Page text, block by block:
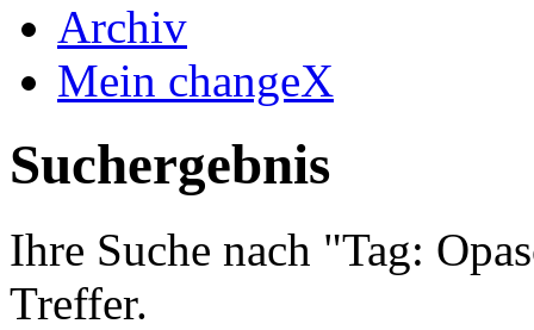
Archiv
Mein changeX
Suchergebnis
Ihre Suche nach "Tag:
Treffer.